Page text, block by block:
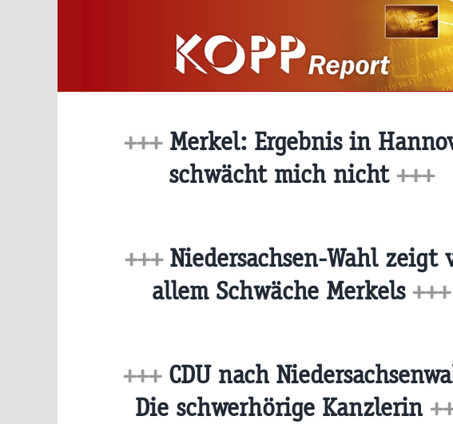
+++ Merkel: Ergebnis in
schwächt mich nicht +++
+++ Niedersachsen-Wahl zeigt
allem Schwäche Merkels +++
+++ CDU nach
Die schwerhörige Kanzlerin